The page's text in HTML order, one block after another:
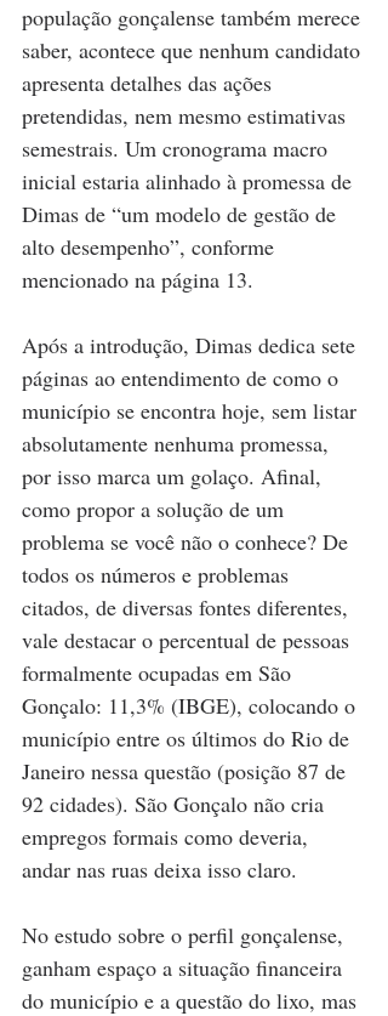
população gonçalense também merece
saber, acontece que nenhum candidato
apresenta detalhes das ações
pretendidas, nem mesmo estimativas
semestrais. Um cronograma macro
inicial estaria alinhado à promessa de
Dimas de “um modelo de gestão de
alto desempenho”, conforme
mencionado na página 13.
Após a introdução, Dimas dedica sete
páginas ao entendimento de como o
município se encontra hoje, sem listar
absolutamente nenhuma promessa,
por isso marca um golaço. Afinal,
como propor a solução de um
problema se você não o conhece? De
todos os números e problemas
citados, de diversas fontes diferentes,
vale destacar o percentual de pessoas
formalmente ocupadas em São
Gonçalo: 11,3% (IBGE), colocando o
município entre os últimos do Rio de
Janeiro nessa questão (posição 87 de
92 cidades). São Gonçalo não cria
empregos formais como deveria,
andar nas ruas deixa isso claro.
No estudo sobre o perfil gonçalense,
ganham espaço a situação financeira
do município e a questão do lixo, mas